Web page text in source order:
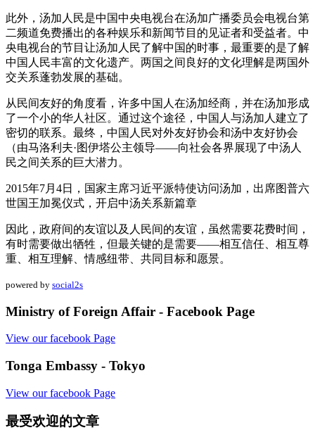
此外，汤加人民是中国中央电视台在汤加广播委员会电视台第
二频道免费播出的各种娱乐和新闻节目的见证者和受益者。中
央电视台的节目让汤加人民了解中国的时事，最重要的是了解
中国人民丰富的文化遗产。两国之间良好的文化理解是两国外
交关系蓬勃发展的基础。
从民间友好的角度看，许多中国人在汤加经商，并在汤加形成
了一个小的华人社区。通过这个途径，中国人与汤加人建立了
密切的联系。最终，中国人民对外友好协会和汤中友好协会
（由马洛利夫·图伊塔公主领导——向社会各界展现了中汤人
民之间关系的巨大潜力。
2015年7月4日，国家主席习近平派特使访问汤加，出席图普六
世国王加冕仪式，开启中汤关系新篇章
因此，政府间的友谊以及人民间的友谊，虽然需要花费时间，
有时需要做出牺牲，但最关键的是需要——相互信任、相互尊
重、相互理解、情感纽带、共同目标和愿景。
powered by social2s
Ministry of Foreign Affair - Facebook Page
View our facebook Page
Tonga Embassy - Tokyo
View our facebook Page
最受欢迎的文章